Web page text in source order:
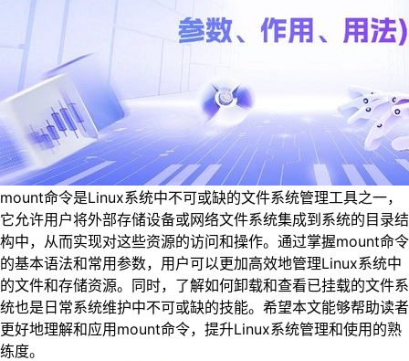
mount命令是Linux系统中不可或缺的文件系统管理工具之一，
它允许用户将外部存储设备或网络文件系统集成到系统的目录结
构中，从而实现对这些资源的访问和操作。通过掌握mount命令
的基本语法和常用参数，用户可以更加高效地管理Linux系统中
的文件和存储资源。同时，了解如何卸载和查看已挂载的文件系
统也是日常系统维护中不可或缺的技能。希望本文能够帮助读者
更好地理解和应用mount命令，提升Linux系统管理和使用的熟
练度。